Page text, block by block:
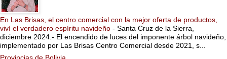
En Las Brisas, el centro comercial con la mejor oferta de productos,
viví el verdadero espíritu navideño - Santa Cruz de la Sierra,
diciembre 2024.- El encendido de luces del imponente árbol navideño,
implementado por Las Brisas Centro Comercial desde 2021, s...